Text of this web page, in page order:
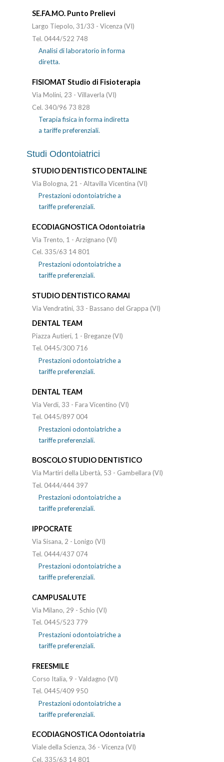
SE.FA.MO. Punto Prelievi
Largo Tiepolo, 31/33 - Vicenza (VI)
Tel. 0444/522 748
Analisi di laboratorio in forma
diretta.
FISIOMAT Studio di Fisioterapia
Via Molini, 23 - Villaverla (VI)
Cel. 340/96 73 828
Terapia fisica in forma indiretta
a tariffe preferenziali.
Studi Odontoiatrici
STUDIO DENTISTICO DENTALINE
Via Bologna, 21 - Altavilla Vicentina (VI)
Prestazioni odontoiatriche a
tariffe preferenziali.
ECODIAGNOSTICA Odontoiatria
Via Trento, 1 - Arzignano (VI)
Cel. 335/63 14 801
Prestazioni odontoiatriche a
tariffe preferenziali.
STUDIO DENTISTICO RAMAI
Via Vendratini, 33 - Bassano del Grappa (VI)
DENTAL TEAM
Piazza Autieri, 1 - Breganze (VI)
Tel. 0445/300 716
Prestazioni odontoiatriche a
tariffe preferenziali.
DENTAL TEAM
Via Verdi, 33 - Fara Vicentino (VI)
Tel. 0445/897 004
Prestazioni odontoiatriche a
tariffe preferenziali.
BOSCOLO STUDIO DENTISTICO
Via Martiri della Libertà, 53 - Gambellara (VI)
Tel. 0444/444 397
Prestazioni odontoiatriche a
tariffe preferenziali.
IPPOCRATE
Via Sisana, 2 - Lonigo (VI)
Tel. 0444/437 074
Prestazioni odontoiatriche a
tariffe preferenziali.
CAMPUSALUTE
Via Milano, 29 - Schio (VI)
Tel. 0445/523 779
Prestazioni odontoiatriche a
tariffe preferenziali.
FREESMILE
Corso Italia, 9 - Valdagno (VI)
Tel. 0445/409 950
Prestazioni odontoiatriche a
tariffe preferenziali.
ECODIAGNOSTICA Odontoiatria
Viale della Scienza, 36 - Vicenza (VI)
Cel. 335/63 14 801